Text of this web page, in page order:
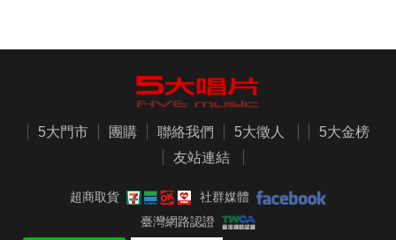
5大門市 團購 聯絡我們 5大徵人
5大金榜
友站連結
超商取貨
社群媒體
臺灣網路認證